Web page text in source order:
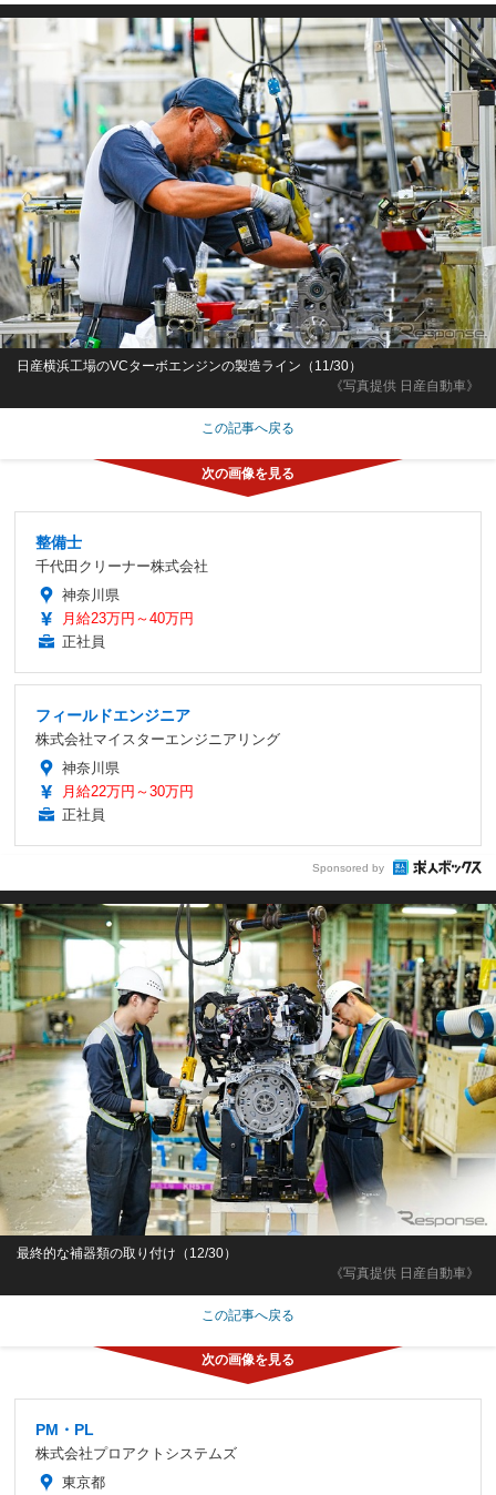
《写真提供 日産自動車》
日産横浜工場のVCターボエンジンの製造ライン（11/30）
この記事へ戻る
整備士
千代田クリーナー株式会社
神奈川県
月給23万円～40万円
正社員
フィールドエンジニア
株式会社マイスターエンジニアリング
神奈川県
月給22万円～30万円
正社員
Sponsored by
《写真提供 日産自動車》
最終的な補器類の取り付け（12/30）
この記事へ戻る
PM・PL
株式会社プロアクトシステムズ
東京都